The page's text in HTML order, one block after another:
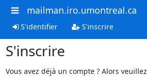
mailman.iro.umontreal.ca
S'identifier S'inscrire
S'inscrire
Vous avez déjà un compte ? Alors veuillez